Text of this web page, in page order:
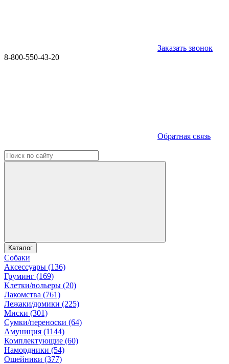
Заказать звонок
8-800-550-43-20
Обратная связь
Каталог
Собаки
Аксессуары (136)
Груминг (169)
Клетки/вольеры (20)
Лакомства (761)
Лежаки/домики (225)
Миски (301)
Сумки/переноски (64)
Амуниция (1144)
Комплектующие (60)
Намордники (54)
Ошейники (377)